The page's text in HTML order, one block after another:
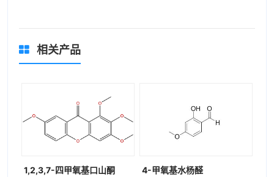
相关产品
1,2,3,7-四甲氧基口山酮 4-甲氧基水杨醛